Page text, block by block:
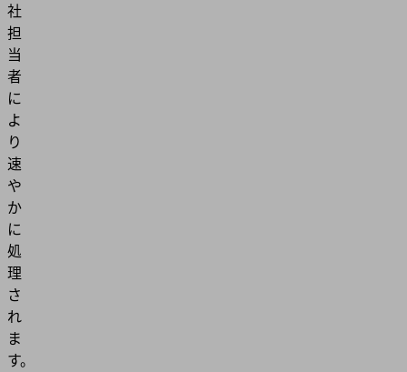
社
担
当
者
に
よ
り
速
や
か
に
処
理
さ
れ
ま
す。